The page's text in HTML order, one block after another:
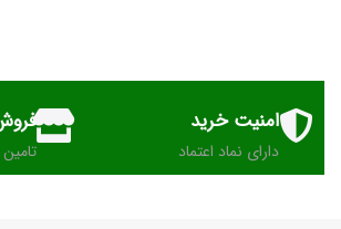
امنیت خرید
دارای نماد اعتماد